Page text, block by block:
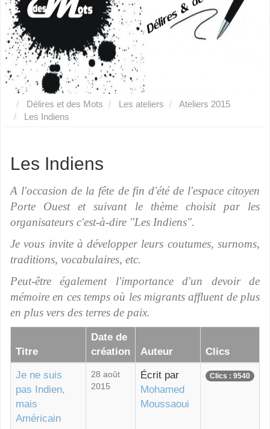
Délires et des Mots Les ateliers
Ateliers 2015
Les Indiens
Les Indiens
A l'occasion de la fête de fin d'été de l'espace citoyen
Porte Ouest et suivant le thème choisit par les
organisateurs c'est-à-dire "Les Indiens".
Je vous invite à développer leurs coutumes, surnoms,
traditions, vocabulaires, etc.
Peut-être également l'importance d'un devoir de
mémoire en ces temps où les migrants affluent de plus
en plus vers des terres de paix.
Titre
Date de
création
Auteur Clics
Je ne suis
pas Indien,
mais
Américain
28 août
2015
Écrit par
Mohamed
Moussaoui
Clics : 9540